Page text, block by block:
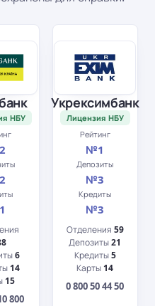
НБУ
6
14
15
800
Укрексимбанк
Лицензия НБУ
Рейтинг
№1
Депозиты
№3
Кредиты
№3
Отделения 59
Депозиты21
Кредиты5
Карты 14
0 800 50 44 50